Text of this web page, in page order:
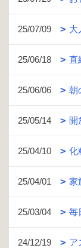
25/07/09 大
25/06/18 直
25/06/06 朝
25/05/14 開
25/04/10 化
25/04/01 家
25/03/04 毎
24/12/19 ア